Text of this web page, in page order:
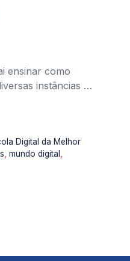
ensinar como
instâncias …
Digital da Melhor
mundo digital